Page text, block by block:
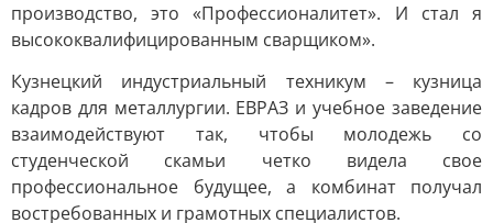
производство, это «Профессионалитет». И стал я
высококвалифицированным сварщиком».
Кузнецкий индустриальный техникум – кузница
кадров для металлургии. ЕВРАЗ и учебное заведение
взаимодействуют так, чтобы молодежь со
студенческой скамьи четко видела свое
профессиональное будущее, а комбинат получал
востребованных и грамотных специалистов.